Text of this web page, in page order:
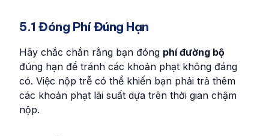
5.1 Đóng Phí Đúng Hạn
Hãy chắc chắn rằng bạn đóng phí đường bộ
đúng hạn để tránh các khoản phạt không đáng
có. Việc nộp trễ có thể khiến bạn phải trả thêm
các khoản phạt lãi suất dựa trên thời gian chậm
nộp.